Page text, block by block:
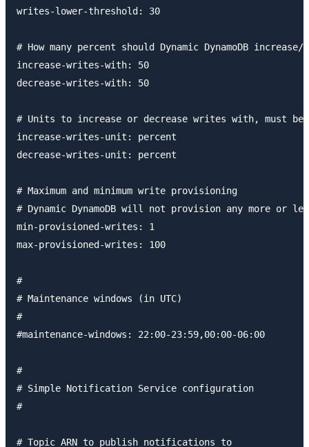
writes-lower-threshold: 30
# How many percent should Dynamic DynamoDB
increase-writes-with: 50
decrease-writes-with: 50
# Units to increase or decrease writes with, must
increase-writes-unit: percent
decrease-writes-unit: percent
# Maximum and minimum write provisioning
# Dynamic DynamoDB will not provision any more or
min-provisioned-writes: 1
max-provisioned-writes: 100
#
# Maintenance windows (in UTC)
#
#maintenance-windows: 22:00-23:59,00:00-06:00
#
# Simple Notification Service configuration
#
# Topic ARN to publish notifications to